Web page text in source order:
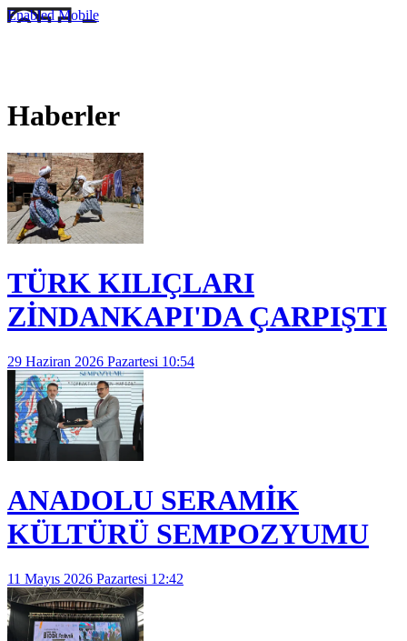
EnabledMobile
Haberler
TÜRK KILIÇLARI
ZİNDANKAPI'DA ÇARPIŞTI
29 Haziran 2026 Pazartesi 10:54
ANADOLU SERAMİK
KÜLTÜRÜ SEMPOZYUMU
11 Mayıs 2026 Pazartesi 12:42